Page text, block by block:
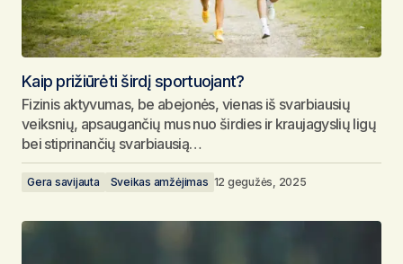
Kaip prižiūrėti širdį sportuojant?
Fizinis aktyvumas, be abejonės, vienas iš svarbiausių
veiksnių, apsaugančių mus nuo širdies ir kraujagyslių ligų
bei stiprinančių svarbiausią…
Gera savijauta Sveikas amžėjimas 12 gegužės, 2025